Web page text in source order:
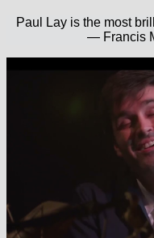
Paul Lay is the most
— Francis